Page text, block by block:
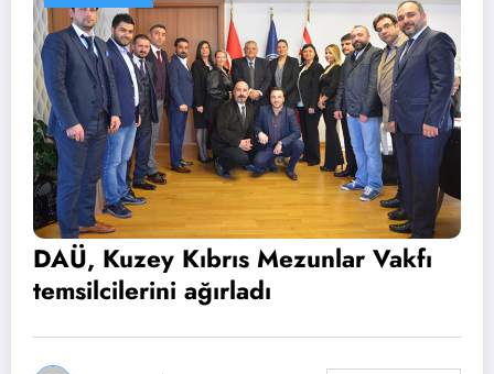
DAÜ, Kuzey Kıbrıs Mezunlar Vakfı
temsilcilerini ağırladı